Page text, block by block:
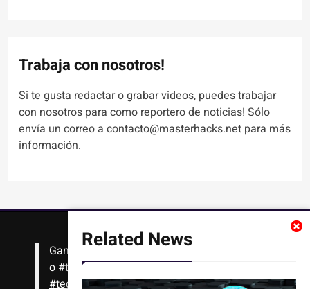
Related News
Trabaja con nosotros!
Si te gusta redactar o grabar videos, puedes trabajar
con nosotros para como reportero de noticias! Sólo
envía un correo a contacto@masterhacks.net para más
información.
Gana #Bitcoinsolo con leer artículos, noticias
o#tutorialesinteresantes de ciencia,
#tecnología,#criptomonedas, seguridad